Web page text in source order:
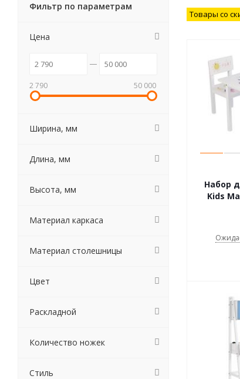
Товары со
Набор
Kids
Фильтр по параметрам
Цена
2 790 50 000
Ширина, мм
Длина, мм
Высота, мм
Материал каркаса
Материал столешницы
Цвет
Раскладной
Количество ножек
Стиль